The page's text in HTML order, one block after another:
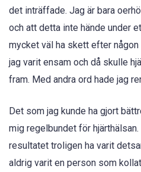
det inträffade. Jag är bara
och att detta inte hände under
mycket väl ha skett efter
jag varit ensam och då skulle
fram. Med andra ord hade jag
Det som jag kunde ha gjort
mig regelbundet för
resultatet troligen ha varit
aldrig varit en person som